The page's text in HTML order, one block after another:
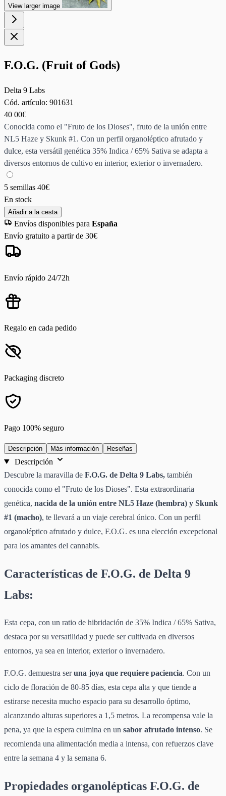
View larger image
F.O.G. (Fruit of Gods)
Delta 9 Labs
Cód. artículo: 901631
40 00€
Conocida como el "Fruto de los Dioses", fruto de la unión entre
NL5 Haze y Skunk #1. Con un perfil organoléptico afrutado y
dulce, esta versátil genética 35% Indica / 65% Sativa se adapta a
diversos entornos de cultivo en interior, exterior o invernadero.
5 semillas 40€
En stock
Añadir a la cesta
Envíos disponibles para España
Envío gratuito a partir de 30€
Envío rápido 24/72h
Regalo en cada pedido
Packaging discreto
Pago 100% seguro
Descripción Más información Reseñas
Descripción
Descubre la maravilla de F.O.G. de Delta 9 Labs, también
conocida como el "Fruto de los Dioses". Esta extraordinaria
genética, nacida de la unión entre NL5 Haze (hembra) y Skunk
#1 (macho), te llevará a un viaje cerebral único. Con un perfil
organoléptico afrutado y dulce, F.O.G. es una elección excepcional
para los amantes del cannabis.
Características de F.O.G. de Delta 9
Labs:
Esta cepa, con un ratio de hibridación de 35% Indica / 65% Sativa,
destaca por su versatilidad y puede ser cultivada en diversos
entornos, ya sea en interior, exterior o invernadero.
F.O.G. demuestra seruna joya que requiere paciencia. Con un
ciclo de floración de 80-85 días, esta cepa alta y que tiende a
estirarse necesita mucho espacio para su desarrollo óptimo,
alcanzando alturas superiores a 1,5 metros. La recompensa vale la
pena, ya que la espera culmina en un sabor afrutado intenso. Se
recomienda una alimentación media a intensa, con refuerzos clave
entre la semana 4 y la semana 6.
Propiedades organolépticas F.O.G. de